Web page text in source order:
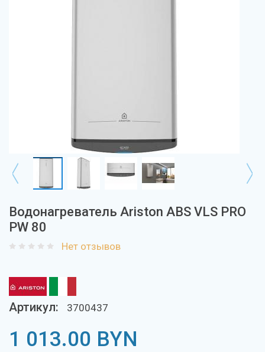
Водонагреватель Ariston ABS VLS PRO
PW 80
Нет отзывов
Артикул: 3700437
1 013.00 BYN